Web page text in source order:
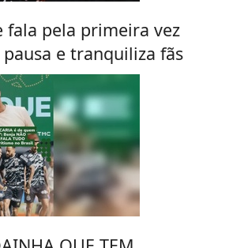
fala pela primeira vez
e tranquiliza fãs